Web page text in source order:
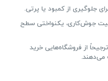
جلوگیری از کمبود یا پرتی.
جوش‌کاری، یکنواختی سطح
ترجیحاً از فروشگاه‌هایی خرید
می‌دهند.